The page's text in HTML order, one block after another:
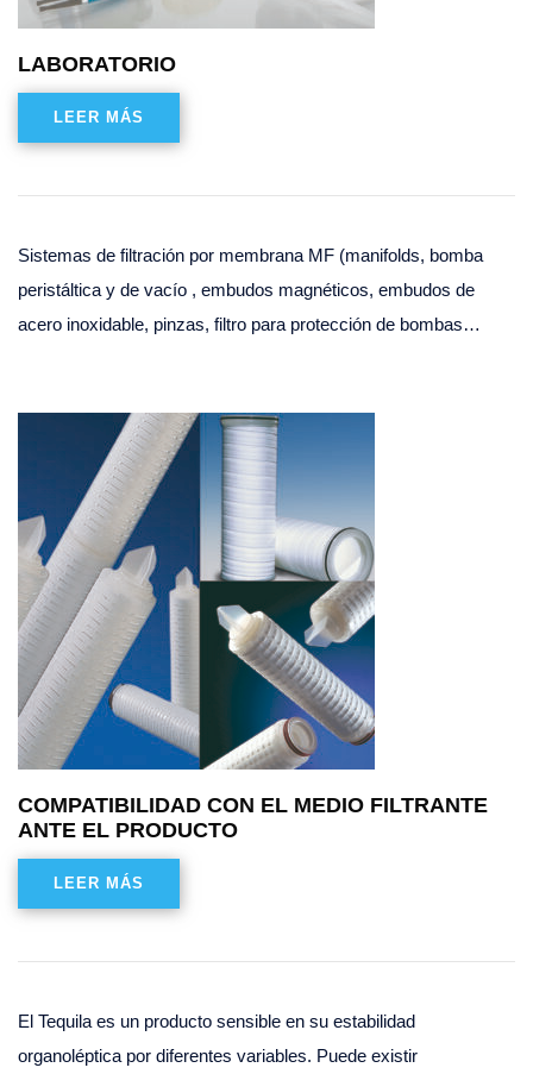
LABORATORIO
LEER MÁS
Sistemas de filtración por membrana MF (manifolds, bomba
peristáltica y de vacío , embudos magnéticos, embudos de
acero inoxidable, pinzas, filtro para protección de bombas…
COMPATIBILIDAD CON EL MEDIO FILTRANTE
ANTE EL PRODUCTO
LEER MÁS
El Tequila es un producto sensible en su estabilidad
organoléptica por diferentes variables. Puede existir